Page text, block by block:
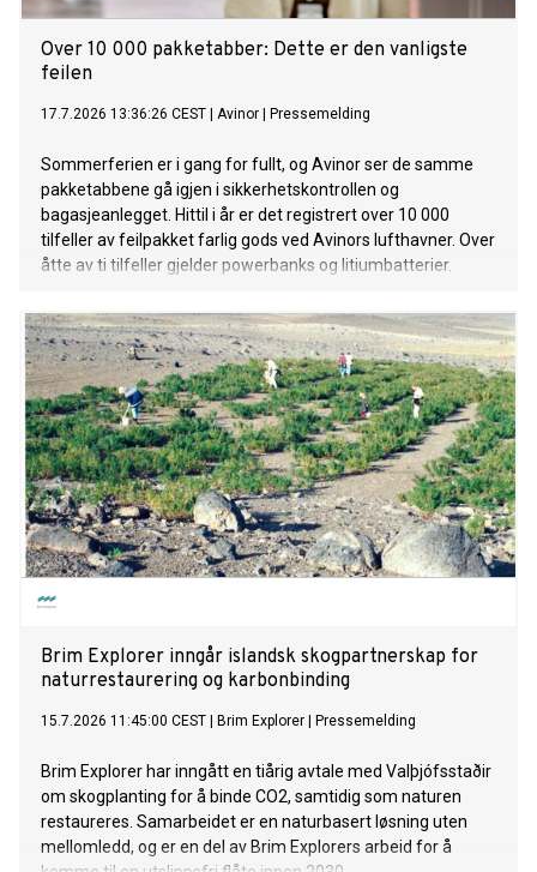
Over 10 000 pakketabber: Dette er den vanligste
feilen
17.7.2026 13:36:26 CEST Avinor Pressemelding
Sommerferien er i gang for fullt, og Avinor ser de samme
pakketabbene gå igjen i sikkerhetskontrollen og
bagasjeanlegget. Hittil i år er det registrert over 10 000
tilfeller av feilpakket farlig gods ved Avinors lufthavner. Over
åtte av ti tilfeller gjelder powerbanks og litiumbatterier.
Brim Explorer inngår islandsk skogpartnerskap for
naturrestaurering og karbonbinding
15.7.2026 11:45:00 CEST Brim Explorer Pressemelding
Brim Explorer har inngått en tiårig avtale med Valþjófsstaðir
om skogplanting for å binde CO2, samtidig som naturen
restaureres. Samarbeidet er en naturbasert løsning uten
mellomledd, og er en del av Brim Explorers arbeid for å